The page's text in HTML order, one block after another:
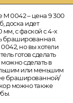
0042 – цена 9 300
доска идет
с фаской с 4-х
брашированная.
но вы хотели
готов сделать
сделать в
или меньшим
брашированной/
можно также